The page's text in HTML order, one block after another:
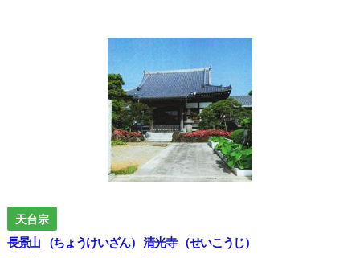
天台宗
長景山 （ちょうけいざん） 清光寺 （せいこうじ）